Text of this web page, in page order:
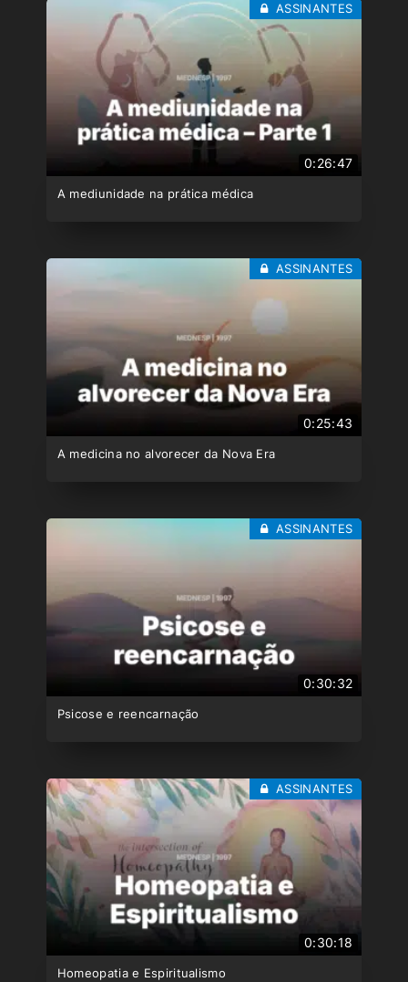
0:26:47
A mediunidade na prática médica
ASSINANTES
0:25:43
A medicina no alvorecer da Nova Era
ASSINANTES
0:30:32
Psicose e reencarnação
ASSINANTES
0:30:18
Homeopatia e Espiritualismo
ASSINANTES